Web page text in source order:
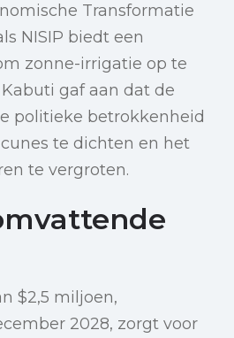
Transformatie
NISIP biedt een
zonne-irrigatie op te
gaf aan dat de
politieke betrokkenheid
te dichten en het
te vergroten.
$2,5 miljoen,
2028, zorgt voor